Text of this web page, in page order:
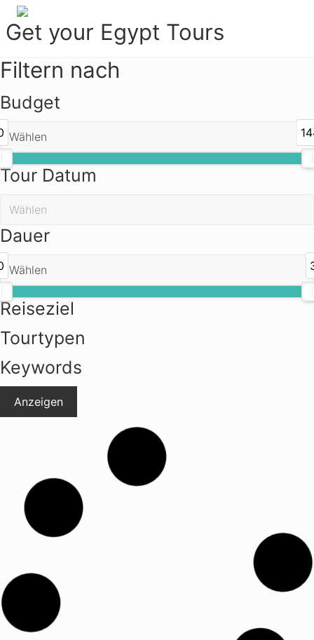
Menu
Zur
Hauptnavigation
Zum
Inhalt
Get your Egypt Tours
Get
Your
Tours
Filtern nach
Budget
Tour Datum
Dauer
Reiseziel
Tourtypen
Keywords
Anzeigen